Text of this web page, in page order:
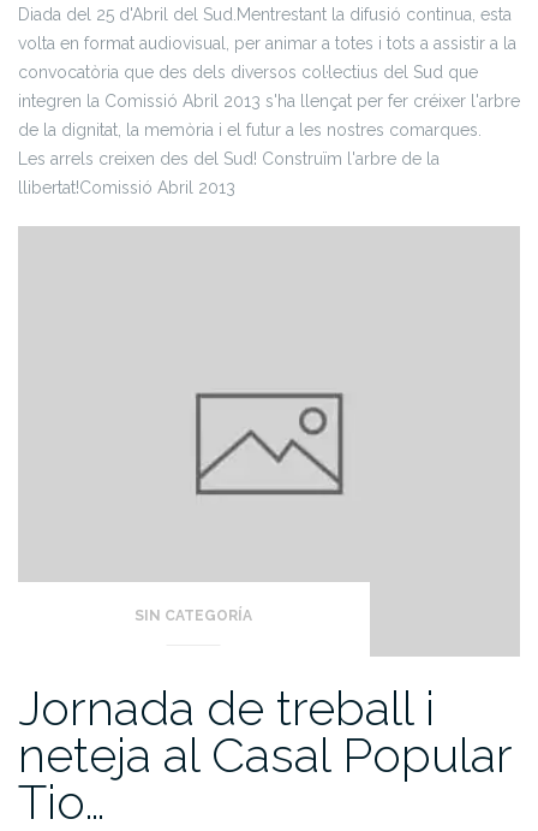
Diada del 25 d'Abril del Sud. Mentrestant la difusió continua, esta
volta en format audiovisual, per animar a totes i tots a assistir a la
convocatòria que des dels diversos col·lectius del Sud que
integren la Comissió Abril 2013 s'ha llençat per fer créixer l'arbre
de la dignitat, la memòria i el futur a les nostres comarques.
Les arrels creixen des del Sud! Construïm l'arbre de la
llibertat!Comissió Abril 2013
SIN CATEGORÍA
Jornada de treball i
neteja al Casal Popular
Tio…